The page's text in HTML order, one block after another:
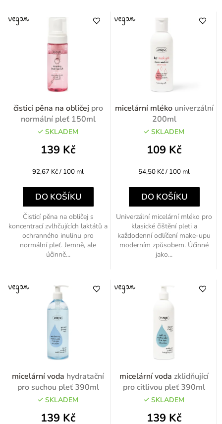
čisticí pěna na obličej pro
normální pleť 150ml
SKLADEM
139 Kč
Měrná
92,67 Kč / 100 ml
DO KOŠÍKU
Čisticí pěna na obličej s
koncentrací zvlhčujících laktátů a
ochranného inulinu pro
normální pleť. Jemně, ale
účinně...
micelární mléko univerzální
200ml
SKLADEM
109 Kč
Měrná
54,50 Kč / 100 ml
DO KOŠÍKU
Univerzální micelární mléko pro
klasické čištění pleti a
každodenní odlíčení make-upu
moderním způsobem. Účinné
jako...
micelární voda hydratační
pro suchou pleť 390ml
SKLADEM
139 Kč
micelární voda zklidňující
pro citlivou pleť 390ml
SKLADEM
139 Kč